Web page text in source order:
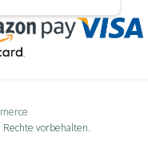
vorbehalten.